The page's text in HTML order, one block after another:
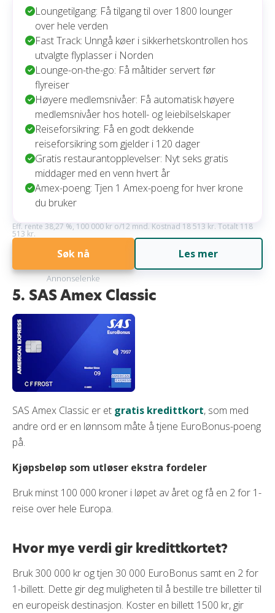
Loungetilgang: Få tilgang til over 1800 lounger
over hele verden
Fast Track: Unngå køer i sikkerhetskontrollen hos
utvalgte flyplasser i Norden
Lounge-on-the-go: Få måltider servert før
flyreiser
Høyere medlemsnivåer: Få automatisk høyere
medlemsnivåer hos hotell- og leiebilselskaper
Reiseforsikring: Få en godt dekkende
reiseforsikring som gjelder i 120 dager
Gratis restaurantopplevelser: Nyt seks gratis
middager med en venn hvert år
Amex-poeng: Tjen 1 Amex-poeng for hver krone
du bruker
Eff. rente 38,27 %, 100 000 kr o/12 mnd. Kostnad 18 513 kr. Totalt 118
513 kr.
Søk nå
Annonselenke
Les mer
5. SAS Amex Classic
SAS Amex Classic er et gratis kredittkort, som med
andre ord er en lønnsom måte å tjene EuroBonus-poeng
på.
Kjøpsbeløp som utløser ekstra fordeler
Bruk minst 100 000 kroner i løpet av året og få en 2 for 1-
reise over hele Europa.
Hvor mye verdi gir kredittkortet?
Bruk 300 000 kr og tjen 30 000 EuroBonus samt en 2 for
1-billett. Dette gir deg muligheten til å bestille tre billetter til
en europeisk destinasjon. Koster en billett 1500 kr, gir